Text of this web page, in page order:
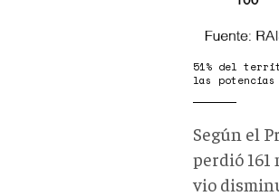
51% del
las
Según el
perdió
vio